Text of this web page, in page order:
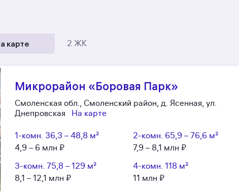
карте 2 ЖК
Микрорайон «Боровая Парк»
Смоленская обл., Смоленский район, д. Ясенная, ул.
Днепровская
На карте
1-комн. 36,3 – 48,8 м²
4,9 – 6 млн ₽
2-комн. 65,9 – 76,6 м²
7,9 – 8,1 млн ₽
3-комн. 75,8 – 129 м²
8,1 – 12,1 млн ₽
4-комн. 118 м²
11 млн ₽